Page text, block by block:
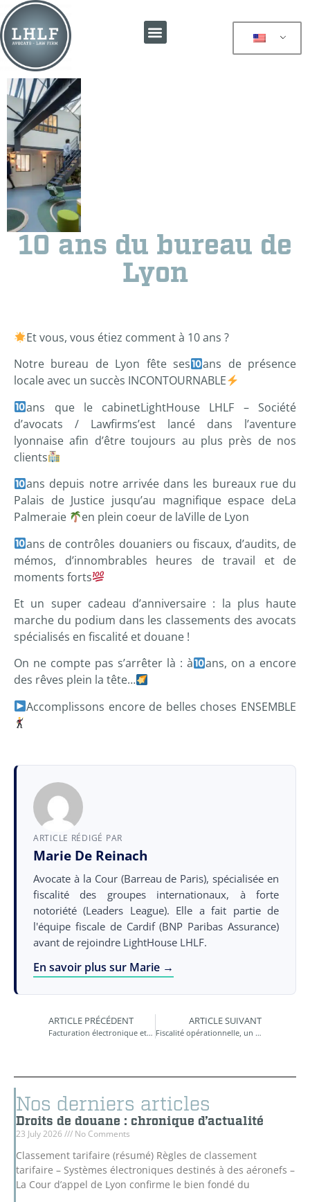
10 ans du bureau de
Lyon
Et vous, vous étiez comment à 10 ans ?
Notre bureau de Lyon fête ses
ans de présence
locale avec un succès INCONTOURNABLE
ans que le cabinetLightHouse LHLF – Société
d’avocats / Lawfirms’est lancé dans l’aventure
lyonnaise afin d’être toujours au plus près de nos
clients
ans depuis notre arrivée dans les bureaux rue du
Palais de Justice jusqu’au magnifique espace deLa
Palmeraie
en plein coeur de laVille de Lyon
ans de contrôles douaniers ou fiscaux, d’audits, de
mémos, d’innombrables heures de travail et de
moments forts
Et un super cadeau d’anniversaire : la plus haute
marche du podium dans les classements des avocats
spécialisés en fiscalité et douane !
On ne compte pas s’arrêter là : à
ans, on a encore
des rêves plein la tête…
Accomplissons encore de belles choses ENSEMBLE
ARTICLE RÉDIGÉ PAR
Marie De Reinach
Avocate à la Cour (Barreau de Paris), spécialisée en
fiscalité des groupes internationaux, à forte
notoriété (Leaders League). Elle a fait partie de
l'équipe fiscale de Cardif (BNP Paribas Assurance)
avant de rejoindre LightHouse LHLF.
En savoir plus sur Marie →
ARTICLE PRÉCÉDENT
Facturation électronique et transmission électronique des données
ARTICLE SUIVANT
Fiscalité opérationnelle, un terme un peu flou
Nos derniers articles
Droits de douane : chronique d’actualité
23 July 2026 No Comments
Classement tarifaire (résumé) Règles de classement
tarifaire – Systèmes électroniques destinés à des aéronefs –
La Cour d’appel de Lyon confirme le bien fondé du